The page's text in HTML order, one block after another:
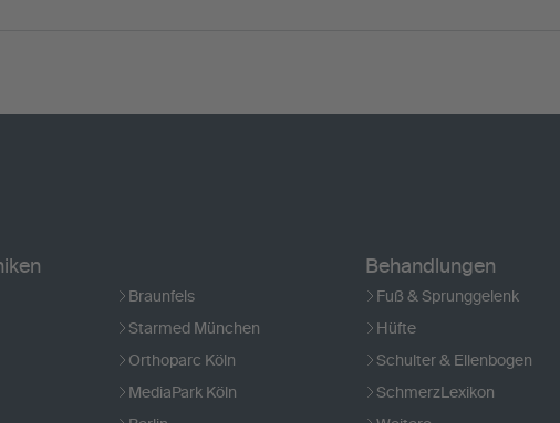
Braunfels
Starmed München
Orthoparc Köln
MediaPark Köln
Behandlungen
Fuß & Sprunggelenk
Hüfte
Schulter & Ellenbogen
SchmerzLexikon